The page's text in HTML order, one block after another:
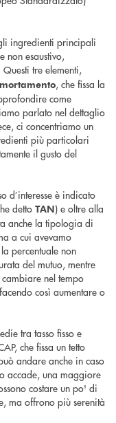
ingredienti principali
non esaustivo,
Questi tre elementi,
, che fissa la
come
parlato nel dettaglio
ci concentriamo un
più particolari
il gusto del
d’interesse è indicato
detto TAN) e oltre alla
anche la tipologia di
a cui avevamo
percentuale non
del mutuo, mentre
nel tempo
così aumentare o
tra tasso fisso e
che fissa un tetto
andare anche in caso
accade, una maggiore
costare un po' di
ma offrono più serenità